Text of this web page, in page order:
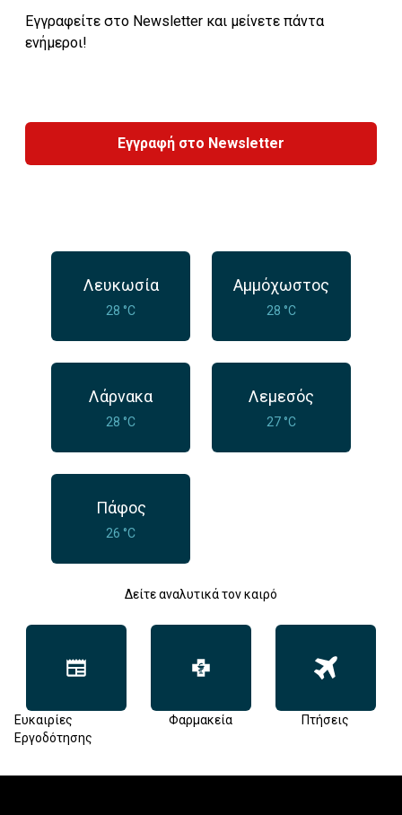
Εγγραφείτε στο Newsletter και μείνετε πάντα
ενήμεροι!
Εγγραφή στο Newsletter
Λευκωσία
28 °C
Αμμόχωστος
28 °C
Λάρνακα
28 °C
Λεμεσός
27 °C
Πάφος
26 °C
Δείτε αναλυτικά τον καιρό
Ευκαιρίες
Εργοδότησης
Φαρμακεία Πτήσεις